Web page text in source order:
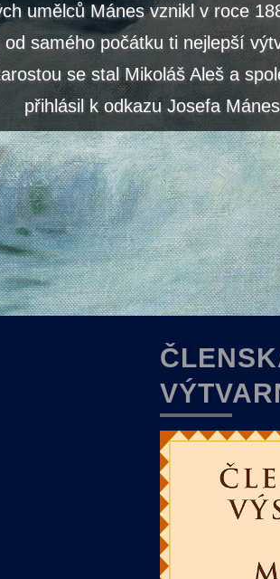
umělců Mánes vznikl v roce
od samého počátku ti nejlepší
se stal Mikoláš Aleš a
přihlásil k odkazu Josefa